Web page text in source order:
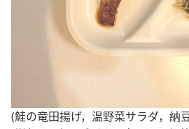
(鮭の竜田揚げ，温野菜サラダ，